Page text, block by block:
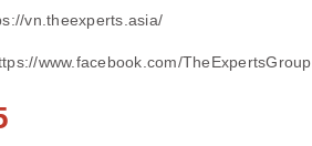
vn.theexperts.asia/
www.facebook.com/